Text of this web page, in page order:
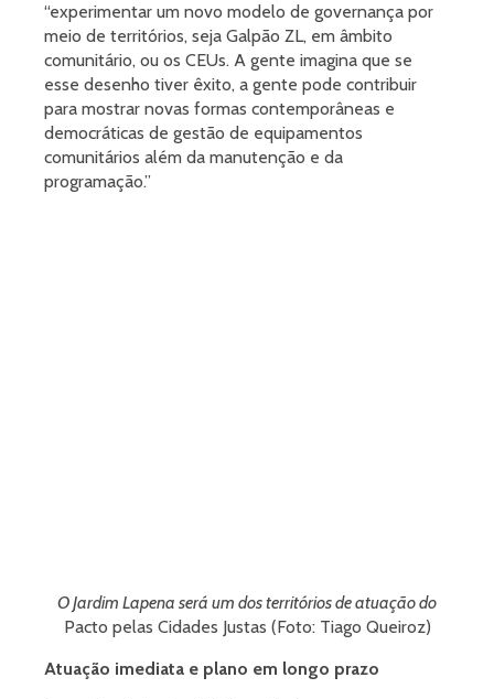
“experimentar um novo modelo de governança por
meio de territórios, seja Galpão ZL, em âmbito
comunitário, ou os CEUs. A gente imagina que se
esse desenho tiver êxito, a gente pode contribuir
para mostrar novas formas contemporâneas e
democráticas de gestão de equipamentos
comunitários além da manutenção e da
programação.”
O Jardim Lapena será um dos territórios de atuação do
Pacto pelas Cidades Justas (Foto: Tiago Queiroz)
Atuação imediata e plano em longo prazo